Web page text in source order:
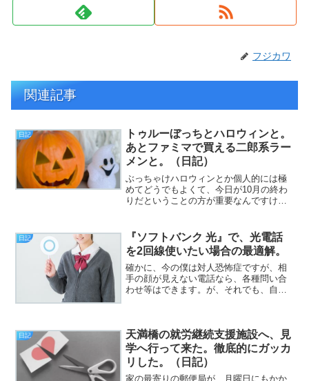
フジカワ
関連記事
日記
トゥルーぼっちとハロウィンと。
あとファミマで買える二郎系ラー
メンと。（日記）
ぶっちゃけハロウィンとか個人的には極
めてどうでもよくて、今日が10月の終わ
りだということの方が重要なんですけど
体採取キットが届いたのはいいとして、
モノを採取するのに四苦...
日記
『ソフトバンク 光』で、光電話
を2回線使いたい場合の最適解。
確かに、今の僕は対人恐怖症ですが、相
手の顔が見えない電話なら、各種問い合
わせ等はできます。が、それでも、自分
ざいます。フジカワです。...
日記
天満橋の就労継続支援施設へ、見
学へ行って来た。徹底的にガッカ
リした。（日記）
家の最寄りの郵便局が、月曜日にもかか